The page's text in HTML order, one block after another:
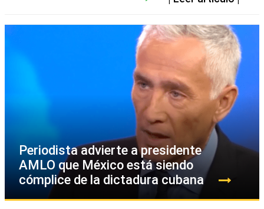
Periodista advierte a presidente
AMLO que México está siendo
cómplice de la dictadura cubana